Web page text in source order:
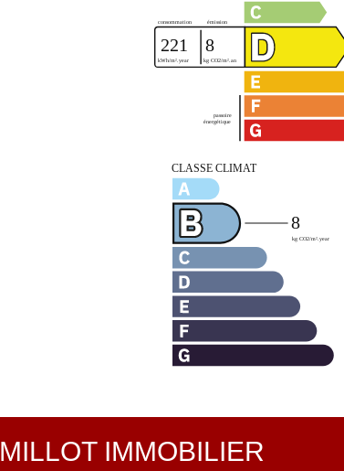
MILLOT IMMOBILIER